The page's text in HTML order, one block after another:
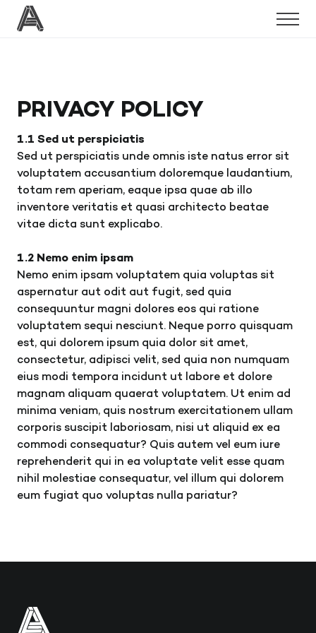
ABOUT
TRAINERS
MEMBERSHIPS
PRIVACY POLICY
1.1 Sed ut perspiciatis
Sed ut perspiciatis unde omnis iste natus error sit
voluptatem accusantium doloremque laudantium,
totam rem aperiam, eaque ipsa quae ab illo
inventore veritatis et quasi architecto beatae
vitae dicta sunt explicabo.
1.2 Nemo enim ipsam
Nemo enim ipsam voluptatem quia voluptas sit
aspernatur aut odit aut fugit, sed quia
consequuntur magni dolores eos qui ratione
voluptatem sequi nesciunt. Neque porro quisquam
est, qui dolorem ipsum quia dolor sit amet,
consectetur, adipisci velit, sed quia non numquam
eius modi tempora incidunt ut labore et dolore
magnam aliquam quaerat voluptatem. Ut enim ad
minima veniam, quis nostrum exercitationem ullam
corporis suscipit laboriosam, nisi ut aliquid ex ea
commodi consequatur? Quis autem vel eum iure
reprehenderit qui in ea voluptate velit esse quam
nihil molestiae consequatur, vel illum qui dolorem
eum fugiat quo voluptas nulla pariatur?